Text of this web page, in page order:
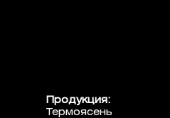
Продукция:
Термоясень